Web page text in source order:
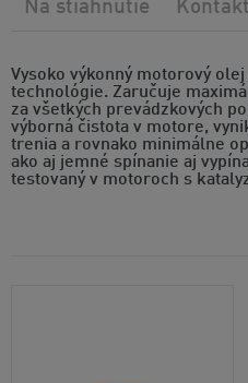
Vysoko výkonný motorový
technológie. Zaručuje
za všetkých prevádzkových
výborná čistota v motore,
trenia a rovnako minimálne
ako aj jemné spínanie aj
testovaný v motoroch s
Na stiahnutie